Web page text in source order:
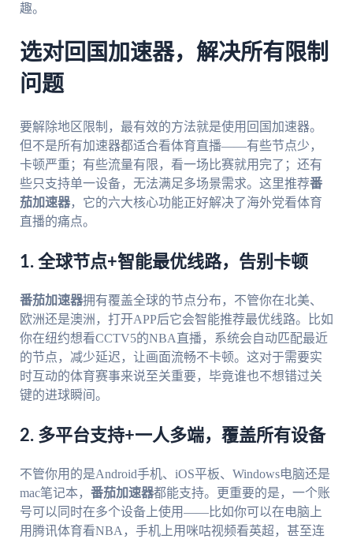
趣。
选对回国加速器，解决所有限制
问题
要解除地区限制，最有效的方法就是使用回国加速器。
但不是所有加速器都适合看体育直播——有些节点少，
卡顿严重；有些流量有限，看一场比赛就用完了；还有
些只支持单一设备，无法满足多场景需求。这里推荐番
茄加速器，它的六大核心功能正好解决了海外党看体育
直播的痛点。
1. 全球节点+智能最优线路，告别卡顿
番茄加速器拥有覆盖全球的节点分布，不管你在北美、
欧洲还是澳洲，打开APP后它会智能推荐最优线路。比如
你在纽约想看CCTV5的NBA直播，系统会自动匹配最近
的节点，减少延迟，让画面流畅不卡顿。这对于需要实
时互动的体育赛事来说至关重要，毕竟谁也不想错过关
键的进球瞬间。
2. 多平台支持+一人多端，覆盖所有设备
不管你用的是Android手机、iOS平板、Windows电脑还是
mac笔记本， 番茄加速器都能支持。更重要的是，一个账
号可以同时在多个设备上使用——比如你可以在电脑上
用腾讯体育看NBA，手机上用咪咕视频看英超，甚至连